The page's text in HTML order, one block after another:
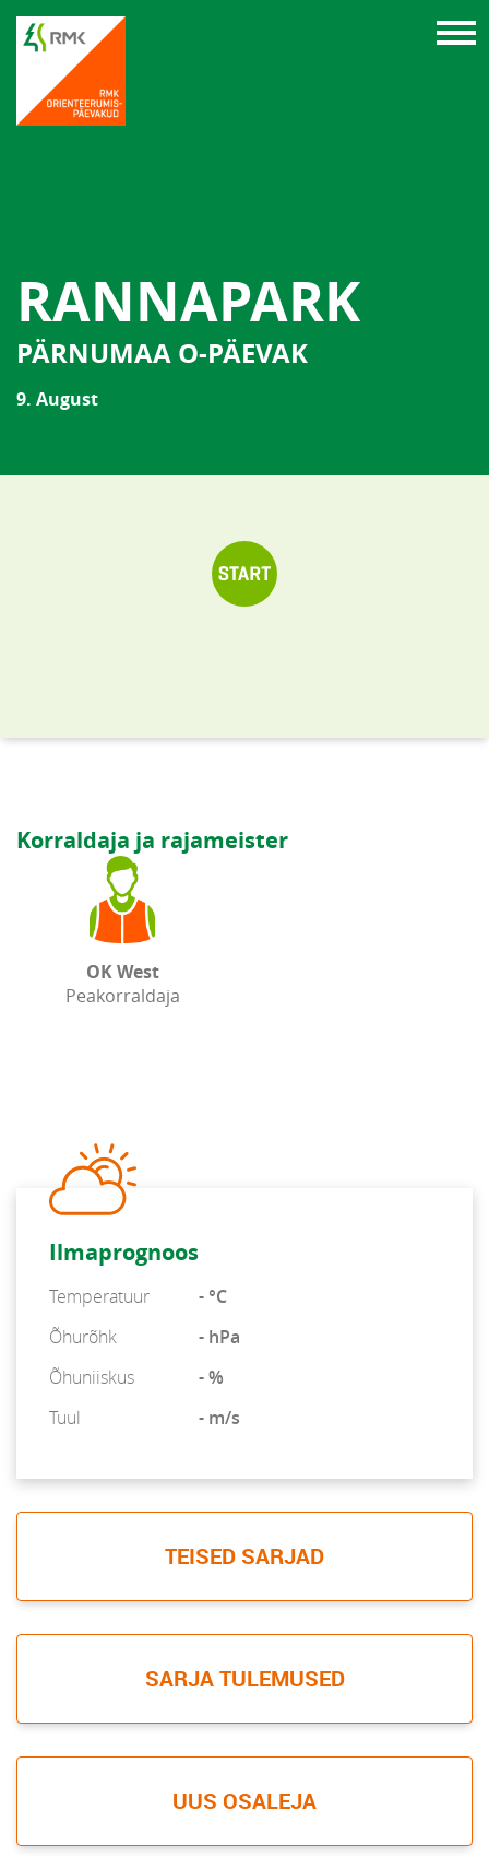
RANNAPARK
PÄRNUMAA O-PÄEVAK
9. August
Korraldaja ja rajameister
OK West
Peakorraldaja
Ilmaprognoos
Temperatuur
- °C
Õhurõhk
- hPa
Õhuniiskus
- %
Tuul
- m/s
TEISED SARJAD
SARJA TULEMUSED
UUS OSALEJA